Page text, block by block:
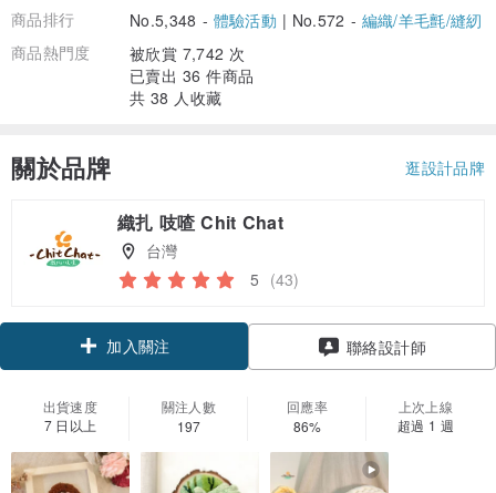
商品排行
No.5,348 - 體驗活動 | No.572 - 編織/羊毛氈/縫紉
商品熱門度
被欣賞 7,742 次
已賣出 36 件商品
共 38 人收藏
關於品牌 逛設計品牌
織扎 吱喳 Chit Chat
台灣
5 (43)
加入關注 聯絡設計師
出貨速度
7 日以上
關注人數
197
回應率
86%
上次上線
超過 1 週